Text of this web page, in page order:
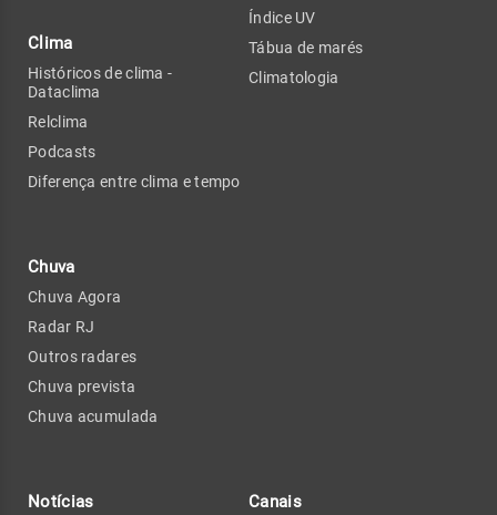
Clima
Históricos de clima -
Dataclima
Relclima
Podcasts
Diferença entre clima e tempo
Chuva
Chuva Agora
Radar RJ
Outros radares
Chuva prevista
Chuva acumulada
Índice UV
Tábua de marés
Climatologia
Notícias Canais